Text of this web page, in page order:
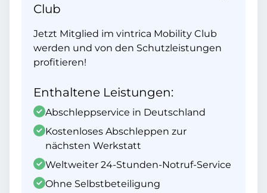
Club
Jetzt Mitglied im vintrica Mobility Club
werden und von den Schutzleistungen
profitieren!
Enthaltene Leistungen:
Abschleppservice in Deutschland
Kostenloses Abschleppen zur
nächsten Werkstatt
Weltweiter 24-Stunden-Notruf-Service
Ohne Selbstbeteiligung